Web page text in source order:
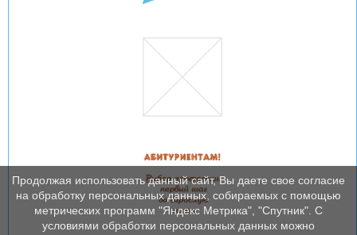
Продолжая использовать данный сайт, Вы даете свое согласие
на обработку персональных данных, собираемых с помощью
метрических программ "Яндекс Метрика", "Спутник". С
условиями обработки персональных данных можно